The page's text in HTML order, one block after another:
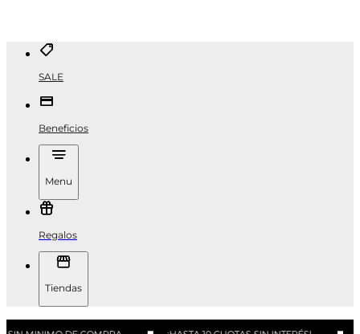
SALE
Beneficios
Menu
Regalos
Tiendas